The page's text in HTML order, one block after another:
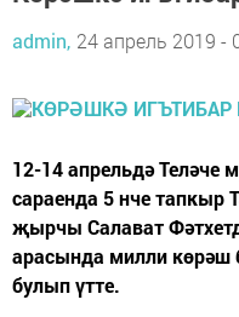
admin, 24 апрель 2019 -
12-14 апрельдә Теләче
сараенда 5 нче тапкыр
җырчы Салават
арасында милли көрәш
булып үтте.